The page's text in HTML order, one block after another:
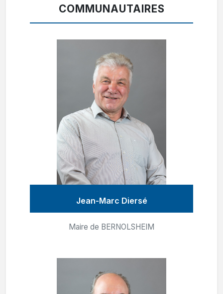
COMMUNAUTAIRES
Jean-Marc Diersé
Maire de BERNOLSHEIM